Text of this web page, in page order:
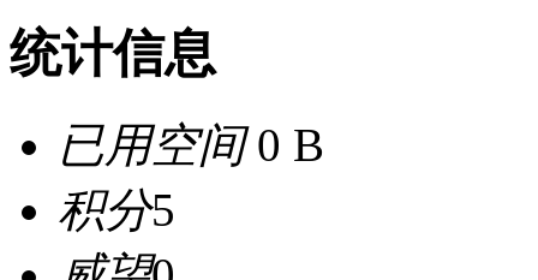
统计信息
已用空间0 B
积分5